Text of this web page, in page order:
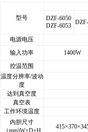
型号
DZF-6050
DZF-6053
电源电压
输入功率
1400W
控温范围
温度分辨率/波动
度
达到真空度
真空表
工作环境温度
内胆尺寸
（mm)W×D×H